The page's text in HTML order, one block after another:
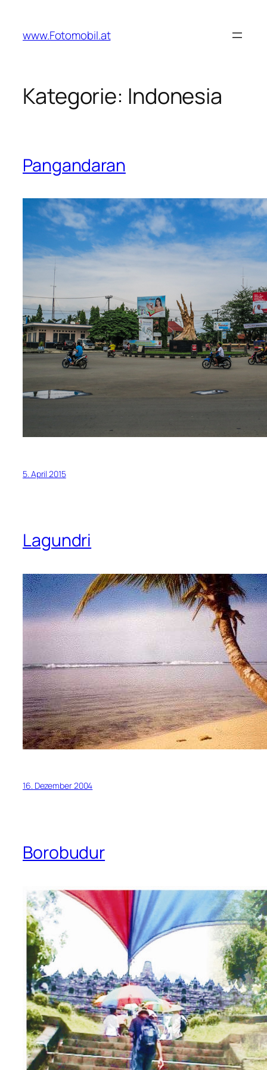
springen
www.Fotomobil.at
Kategorie: Indonesia
Pangandaran
5. April 2015
Lagundri
16. Dezember 2004
Borobudur